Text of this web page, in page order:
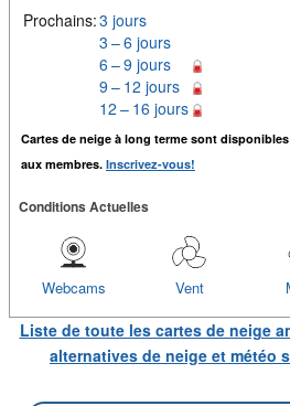
Prochains:3 jours
3 – 6 jours
6 – 9 jours
9 – 12 jours
12 – 16 jours
Cartes de neige à long terme sont disponibles
aux membres. Inscrivez-vous!
Conditions Actuelles
Vent
Webcams
Liste de toute les cartes de neige
alternatives de neige et météo